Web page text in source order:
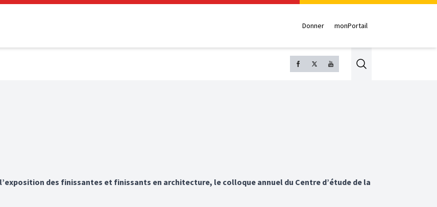
Donner monPortail
Search
des finissantes et finissants en architecture, le colloque annuel du Centre d’étude de la